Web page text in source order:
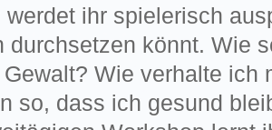
werdet ihr spielerisch
durchsetzen könnt. Wie
Wie verhalte ich
so, dass ich gesund